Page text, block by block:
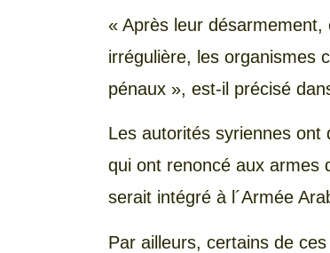
« Après leur
irrégulière, les organismes
pénaux », est-il précisé
Les autorités syriennes ont
qui ont renoncé aux armes
serait intégré à l´Armée
Par ailleurs, certains de